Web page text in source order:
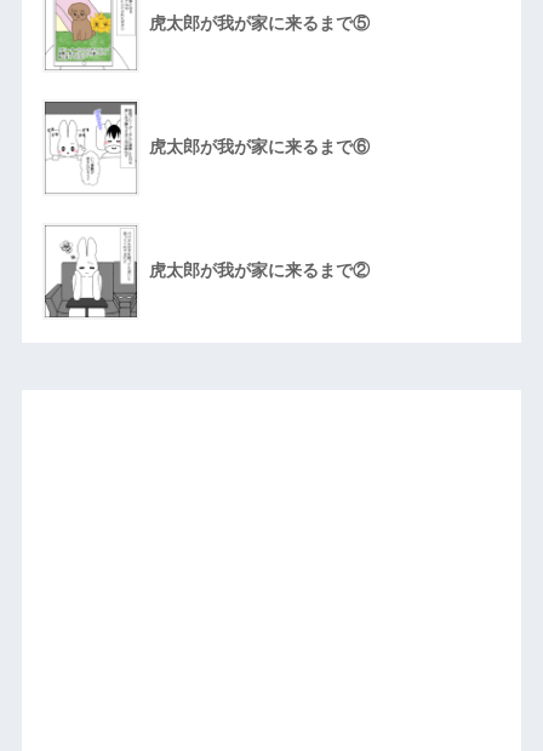
虎太郎が我が家に来るまで⑤
虎太郎が我が家に来るまで⑥
虎太郎が我が家に来るまで②